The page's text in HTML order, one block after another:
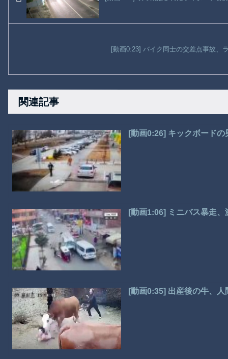
[動画0:23] バイク同士の交差点事故、
関連記事
[動画0:26] キックボード
[動画1:06] ミニバス暴走
[動画0:35] 出産後の牛、人